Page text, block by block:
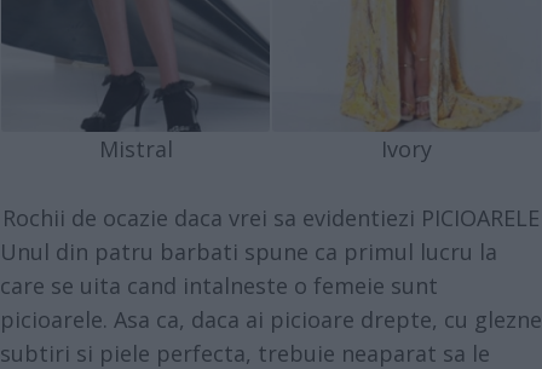
Mistral Ivory
Rochii de ocazie daca vrei sa evidentiezi PICIOARELE
Unul din patru barbati spune ca primul lucru la
care se uita cand intalneste o femeie sunt
picioarele. Asa ca, daca ai picioare drepte, cu glezne
subtiri si piele perfecta, trebuie neaparat sa le